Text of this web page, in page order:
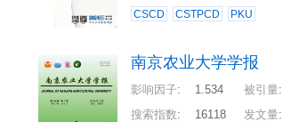
CSCD CSTPCD PKU
南京农业大学学报
影响因子: 1.534 被引量:
搜索指数: 16118 发文量: